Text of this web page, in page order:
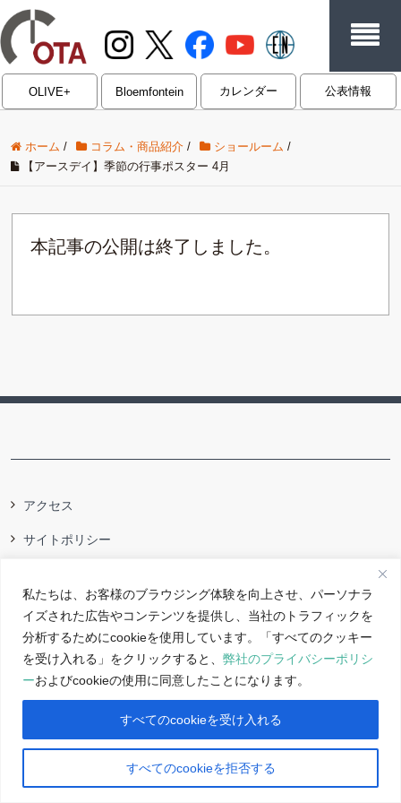
私たちは、お客様のブラウジング体験を向上させ、パーソナラ
イズされた広告やコンテンツを提供し、当社のトラフィックを
分析するためにcookieを使用しています。「すべてのクッキー
を受け入れる」をクリックすると、 弊社のプライバシーポリシ
ーおよびcookieの使用に同意したことになります。
すべてのcookieを拒否する
すべてのcookieを受け入れる
OLIVE+ Bloemfontein カレンダー 公表情報
ホーム / コラム・商品紹介 / ショールーム /
【アースデイ】季節の行事ポスター 4月
本記事の公開は終了しました。
アクセス
サイトポリシー
Copyright 2026 OTA Floriculture Auction Co., Ltd. All rights reserved.